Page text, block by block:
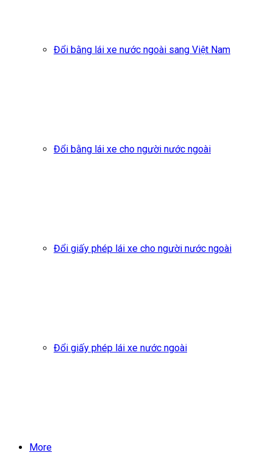
Đổi bằng lái xe nước ngoài sang Việt Nam
Đổi bằng lái xe cho người nước ngoài
Đổi giấy phép lái xe cho người nước ngoài
Đổi giấy phép lái xe nước ngoài
More